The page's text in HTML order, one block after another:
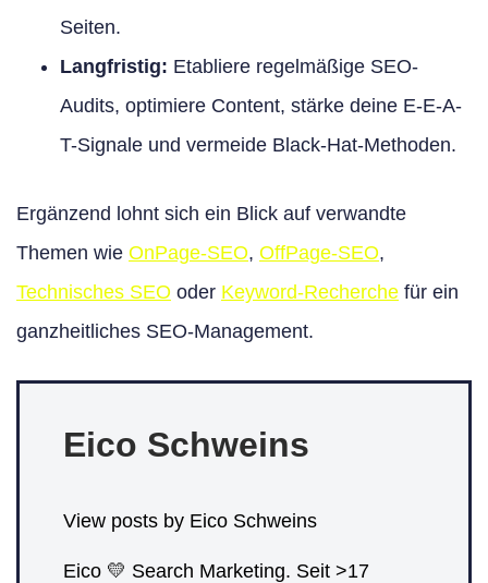
Seiten.
Langfristig: Etabliere regelmäßige SEO-
Audits, optimiere Content, stärke deine E-E-A-
T-Signale und vermeide Black-Hat-Methoden.
Ergänzend lohnt sich ein Blick auf verwandte
Themen wie OnPage-SEO, OffPage-SEO,
Technisches SEO oder Keyword-Recherche für ein
ganzheitliches SEO-Management.
Eico Schweins
View posts by Eico Schweins
Eico 💛 Search Marketing. Seit >17